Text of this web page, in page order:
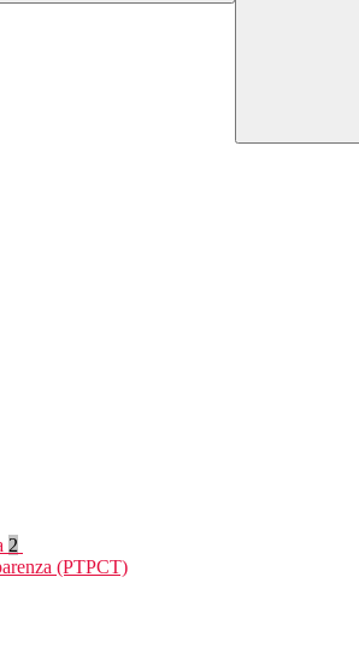
2
(PTPCT)